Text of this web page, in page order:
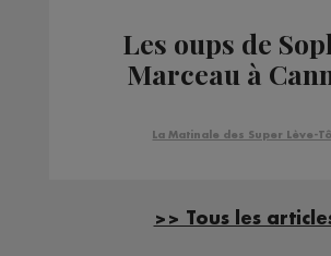
Les oups de
Marceau à
La Matinale des Super Lève-
>> Tous les